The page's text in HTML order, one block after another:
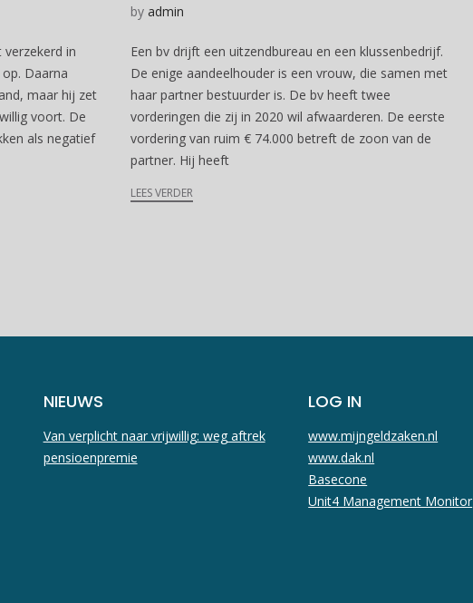
in
Daarna
maar hij zet
voort. De
als negatief
by admin
Een bv drijft een uitzendbureau en een klussenbedrijf.
De enige aandeelhouder is een vrouw, die samen met
haar partner bestuurder is. De bv heeft twee
vorderingen die zij in 2020 wil afwaarderen. De eerste
vordering van ruim € 74.000 betreft de zoon van de
partner. Hij heeft
LEES VERDER
NIEUWS
Van verplicht naar vrijwillig: weg aftrek
pensioenpremie
LOG IN
www.mijngeldzaken.nl
www.dak.nl
Basecone
Unit4 Management Monitor